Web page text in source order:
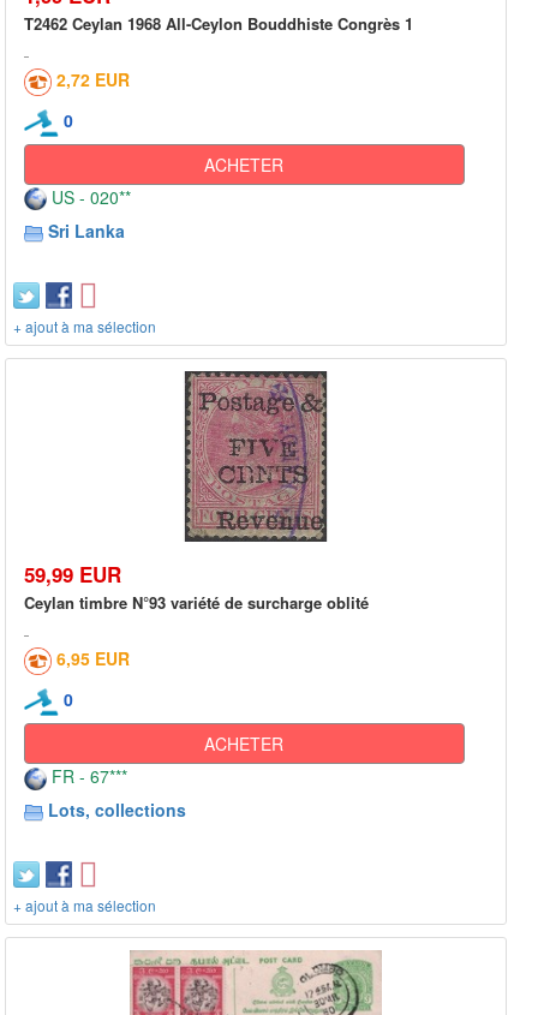
T2462 Ceylan 1968 All-Ceylon Bouddhiste Congrès 1
2,72 EUR
0
ACHETER
US - 020**
Sri Lanka
+ ajout à ma sélection
59,99 EUR
Ceylan timbre N°93 variété de surcharge oblité
6,95 EUR
0
ACHETER
FR - 67***
Lots, collections
+ ajout à ma sélection